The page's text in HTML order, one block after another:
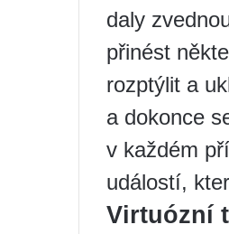
daly
přinést
rozptýlit a
a dokonce
v každém
událostí,
Virtuózní